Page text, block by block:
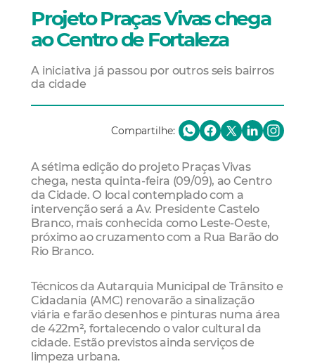
Projeto Praças Vivas chega
ao Centro de Fortaleza
A iniciativa já passou por outros seis bairros
da cidade
Compartilhe:
A sétima edição do projeto Praças Vivas
chega, nesta quinta-feira (09/09), ao Centro
da Cidade. O local contemplado com a
intervenção será a Av. Presidente Castelo
Branco, mais conhecida como Leste-Oeste,
próximo ao cruzamento com a Rua Barão do
Rio Branco.
Técnicos da Autarquia Municipal de Trânsito e
Cidadania (AMC) renovarão a sinalização
viária e farão desenhos e pinturas numa área
de 422m², fortalecendo o valor cultural da
cidade. Estão previstos ainda serviços de
limpeza urbana.